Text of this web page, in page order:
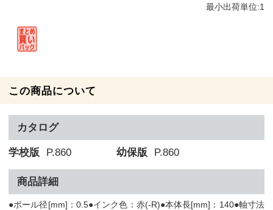
最小出荷単位:1
この商品について
カタログ
学校版 P.860 幼保版 P.860
商品詳細
●ボール径[mm]：0.5●インク色：赤(-R)●本体長[mm]：140●軸寸法